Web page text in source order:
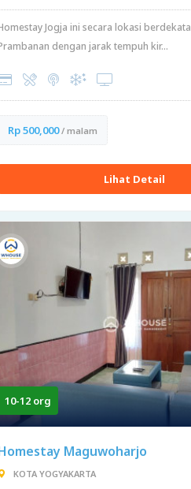
Jogja ini secara lokasi
dengan jarak tempuh kir...
Rp 500,000/ malam
Lihat Detail
10-12 org
Maguwoharjo
KOTA YOGYAKARTA